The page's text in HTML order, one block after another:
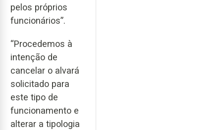
pelos próprios
funcionários”.
“Procedemos à
intenção de
cancelar o alvará
solicitado para
este tipo de
funcionamento e
alterar a tipologia